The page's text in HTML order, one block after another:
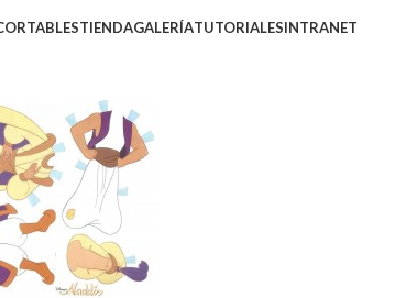
TIENDAGALERÍATUTORIALESINTRANET